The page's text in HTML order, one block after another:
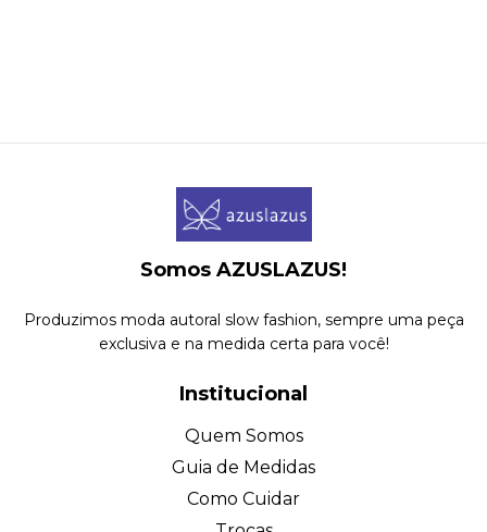
Somos AZUSLAZUS!
Produzimos moda autoral slow fashion, sempre uma peça
exclusiva e na medida certa para você!
Institucional
Quem Somos
Guia de Medidas
Como Cuidar